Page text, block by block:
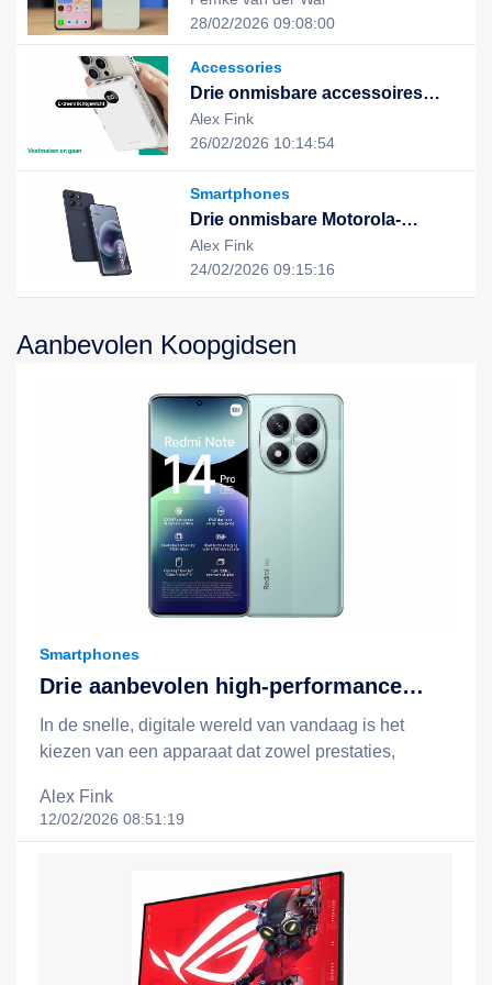
uitstekende prestaties en stijlvol
28/02/2026 09:08:00
Accessories
Drie onmisbare accessoires
voor een slimme, duurzame en
geïntegreerde digitale ervaring
Alex Fink
26/02/2026 10:14:54
Smartphones
Drie onmisbare Motorola-
apparaten voor een slimme,
efficiënte en duurzame digitale
Alex Fink
24/02/2026 09:15:16
Aanbevolen Koopgidsen
Smartphones
Drie aanbevolen high-performance
apparaten: Redmi Note 14, Redmi
Note 14 Pro 5G en het Xiaomi 15T +
Redmi Pad 2-combinatie
In de snelle, digitale wereld van vandaag is het
kiezen van een apparaat dat zowel prestaties,
prijs biedt, essentieel voor een efficiëntere en
gelukkigere levensstijl. Xiaomi staat bekend om zijn
middel van slimme, kostenefficiënte innovaties breidt
het technologie uit tot het dagelijks leven van
mensen uit alle lagen van de samenleving. In dit
artikel nemen we drie opvallende apparaten onder
Alex Fink
12/02/2026 08:51:19